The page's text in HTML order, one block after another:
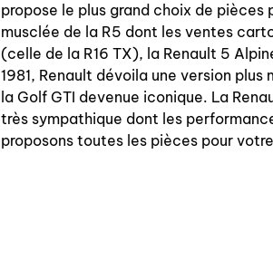
propose le plus grand choix de pièces
musclée de la R5 dont les ventes
(celle de la R16 TX), la Renault 5
1981, Renault dévoila une version
la Golf GTI devenue iconique. La
très sympathique dont les
proposons toutes les pièces pour